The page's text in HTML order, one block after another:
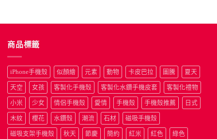
商品標籤
iPhone手機殼 似顏繪 元素 動物 卡皮巴拉 圖騰 夏天
天空 女孩 客製化手機殼 客製化水鑽手機皮套 客製化禮物
小米 少女 情侶手機殼 愛情 手機殼 手機殼推薦 日式
木紋 櫻花 水鑽殼 潮流 石材 磁吸手機殼
磁吸支架手機殼 秋天 節慶 簡約 紅米 紅色 綠色